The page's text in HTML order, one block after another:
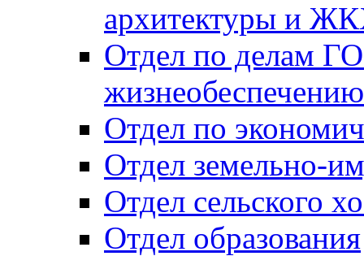
архитектуры и
Отдел по делам
Отдел по
Отдел земельно-
Отдел сельского
Отдел образования